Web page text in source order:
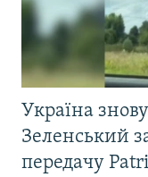
Україна
Зеленський
передачу